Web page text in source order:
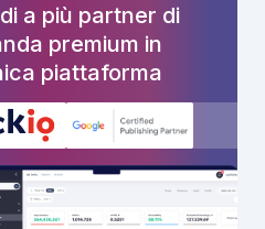
a più partner di
premium in
piattaforma